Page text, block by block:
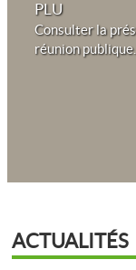
PLU
Consulter la
réunion publique.
ACTUALITÉS